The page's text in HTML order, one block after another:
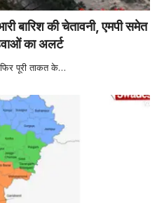
बारिश की चेतावनी, एमपी समेत
का अलर्ट
पूरी ताकत के…